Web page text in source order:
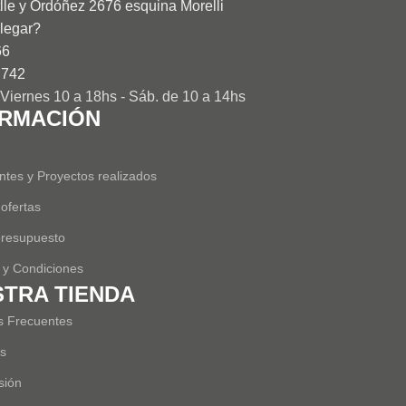
y Ordóñez 2676 esquina Morelli
10 a 18hs - Sáb. de 10 a 14hs
y Proyectos realizados
Condiciones
TIENDA
Frecuentes